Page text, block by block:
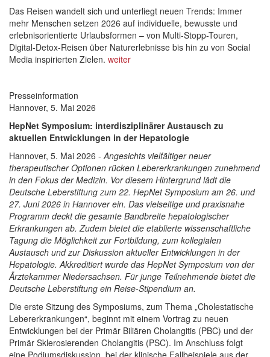
Das Reisen wandelt sich und unterliegt neuen Trends: Immer
mehr Menschen setzen 2026 auf individuelle, bewusste und
erlebnisorientierte Urlaubsformen – von Multi-Stopp-Touren,
Digital-Detox-Reisen über Naturerlebnisse bis hin zu von Social
Media inspirierten Zielen. weiter
Presseinformation
Hannover, 5. Mai 2026
HepNet Symposium: interdisziplinärer Austausch zu
aktuellen Entwicklungen in der Hepatologie
Hannover, 5. Mai 2026 -Angesichts vielfältiger neuer
therapeutischer Optionen rücken Lebererkrankungen zunehmend
in den Fokus der Medizin. Vor diesem Hintergrund lädt die
Deutsche Leberstiftung zum 22. HepNet Symposium am 26. und
27. Juni 2026 in Hannover ein. Das vielseitige und praxisnahe
Programm deckt die gesamte Bandbreite hepatologischer
Erkrankungen ab. Zudem bietet die etablierte wissenschaftliche
Tagung die Möglichkeit zur Fortbildung, zum kollegialen
Austausch und zur Diskussion aktueller Entwicklungen in der
Hepatologie. Akkreditiert wurde das HepNet Symposium von der
Ärztekammer Niedersachsen. Für junge Teilnehmende bietet die
Deutsche Leberstiftung ein Reise-Stipendium an.
Die erste Sitzung des Symposiums, zum Thema „Cholestatische
Lebererkrankungen“, beginnt mit einem Vortrag zu neuen
Entwicklungen bei der Primär Biliären Cholangitis (PBC) und der
Primär Sklerosierenden Cholangitis (PSC). Im Anschluss folgt